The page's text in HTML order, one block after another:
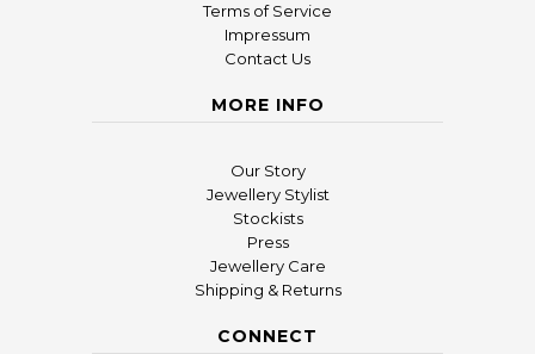
Terms of Service
Impressum
Contact Us
MORE INFO
Our Story
Jewellery Stylist
Stockists
Press
Jewellery Care
Shipping & Returns
CONNECT